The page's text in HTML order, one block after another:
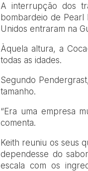
A interrupção dos
bombardeio de Pearl
Unidos entraram na
Àquela altura, a
todas as idades.
Segundo
tamanho.
“Era uma empresa
comenta.
Keith reuniu os seus
dependesse do
escala com os